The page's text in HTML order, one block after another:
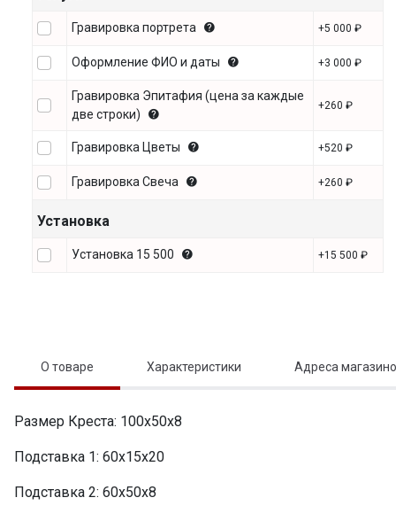
Гравировка портрета +5 000 ₽
Оформление ФИО и даты +3 000 ₽
Гравировка Эпитафия (цена за каждые
две строки)
+260 ₽
Гравировка Цветы +520 ₽
Гравировка Свеча +260 ₽
Установка
Установка 15 500 +15 500 ₽
О товаре Характеристики Адреса
Размер Креста: 100х50х8
Подставка 1: 60х15х20
Подставка 2: 60х50х8